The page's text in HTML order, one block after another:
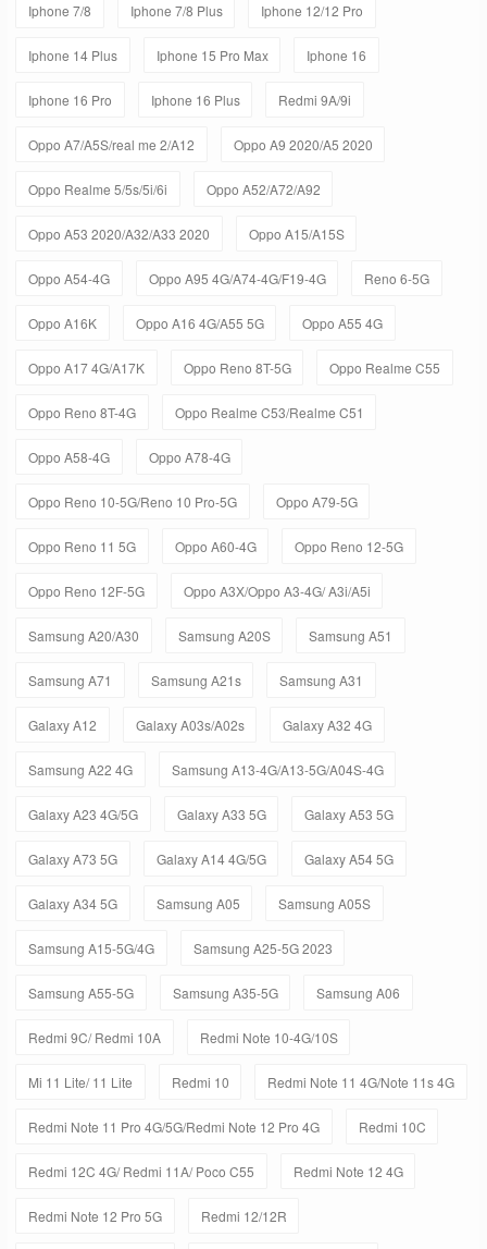
Iphone 7/8 Iphone 7/8 Plus Iphone 12/12 Pro
Iphone 14 Plus Iphone 15 Pro Max Iphone 16
Iphone 16 Pro Iphone 16 Plus Redmi 9A/9i
Oppo A7/A5S/real me 2/A12 Oppo A9 2020/A5 2020
Oppo Realme 5/5s/5i/6i Oppo A52/A72/A92
Oppo A53 2020/A32/A33 2020 Oppo A15/A15S
Oppo A54-4G Oppo A95 4G/A74-4G/F19-4G Reno 6-5G
Oppo A16K Oppo A16 4G/A55 5G Oppo A55 4G
Oppo A17 4G/A17K Oppo Reno 8T-5G Oppo Realme C55
Oppo Reno 8T-4G Oppo Realme C53/Realme C51
Oppo A58-4G Oppo A78-4G
Oppo Reno 10-5G/Reno 10 Pro-5G Oppo A79-5G
Oppo Reno 11 5G Oppo A60-4G Oppo Reno 12-5G
Oppo Reno 12F-5G Oppo A3X/Oppo A3-4G/ A3i/A5i
Samsung A20/A30 Samsung A20S Samsung A51
Samsung A71 Samsung A21s Samsung A31
Galaxy A12 Galaxy A03s/A02s Galaxy A32 4G
Samsung A22 4G Samsung A13-4G/A13-5G/A04S-4G
Galaxy A23 4G/5G Galaxy A33 5G Galaxy A53 5G
Galaxy A73 5G Galaxy A14 4G/5G Galaxy A54 5G
Galaxy A34 5G Samsung A05 Samsung A05S
Samsung A15-5G/4G Samsung A25-5G 2023
Samsung A55-5G Samsung A35-5G Samsung A06
Redmi 9C/ Redmi 10A Redmi Note 10-4G/10S
Mi 11 Lite/ 11 Lite Redmi 10 Redmi Note 11 4G/Note 11s 4G
Redmi Note 11 Pro 4G/5G/Redmi Note 12 Pro 4G Redmi 10C
Redmi 12C 4G/ Redmi 11A/ Poco C55 Redmi Note 12 4G
Redmi Note 12 Pro 5G Redmi 12/12R